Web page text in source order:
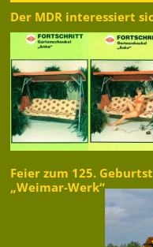
Der MDR interessiert
Feier zum 125.
„Weimar-Werk“